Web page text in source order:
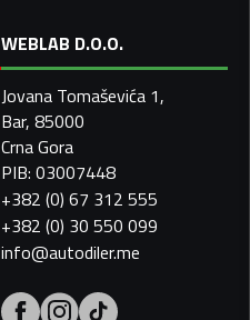
WEBLAB D.O.O.
Jovana Tomaševića 1,
Bar, 85000
Crna Gora
PIB: 03007448
+382 (0) 67 312 555
+382 (0) 30 550 099
info@autodiler.me